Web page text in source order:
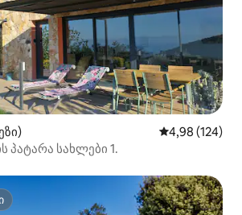
საშუალო
4,98 (124)
სახლები 1.